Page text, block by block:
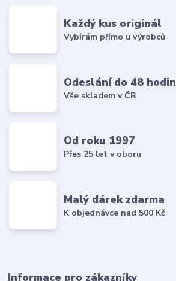
Každý kus originál
Vybírám přímo u výrobců
Odeslání do 48 hodin
Vše skladem v ČR
Od roku 1997
Přes 25 let v oboru
Malý dárek zdarma
K objednávce nad 500 Kč
Informace pro zákazníky